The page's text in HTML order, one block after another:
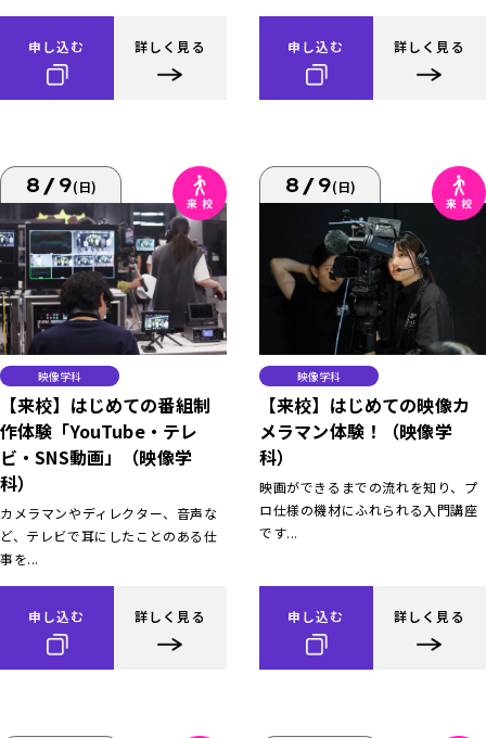
申し込む 詳しく見る 申し込む 詳しく見る
8/9(日)
映像学科
【来校】はじめての番組制
作体験「YouTube・テレ
ビ・SNS動画」（映像学
科）
カメラマンやディレクター、音声な
ど、テレビで耳にしたことのある仕
事を...
申し込む 詳しく見る
8/9(日)
映像学科
【来校】はじめての映像カ
メラマン体験！（映像学
科）
映画ができるまでの流れを知り、プ
ロ仕様の機材にふれられる入門講座
です...
申し込む 詳しく見る